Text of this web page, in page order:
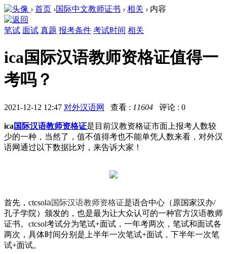
› 首页 ›国际中文教师证书 › 相关 › 内容
笔试 面试 真题 报考条件 考试时间 相关
ica国际汉语教师资格证值得一
考吗？
2021-12-12 12:47 对外汉语网 查看 : 11604 评论 : 0
ica 国际汉语教师资格证是目前汉教资格证市面上报考人数较
少的一种，当然了，值不值得考也不能单凭人数来看，对外汉
语网通过以下数据比对，来告诉大家！
首先，ctcsola国际汉语教师资格证是语合中心（原国家汉办/
孔子学院）颁发的，也是最为让大众认可的一种官方汉语教师
证书。ctcsol考试分为笔试+面试，一年考两次，笔试和面试各
两次，具体时间分别是上半年一次笔试+面试，下半年一次笔
试+面试。